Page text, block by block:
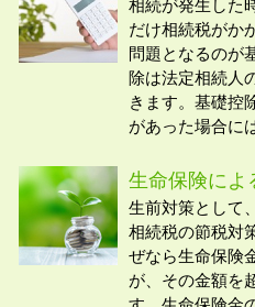
相続が発生した
だけ相続税がか
問題となるのが
除は法定相続人
きます。基礎控
があった場合に
生命保険によ
生前対策として
相続税の節税対
ぜなら生命保険
が、その金額を